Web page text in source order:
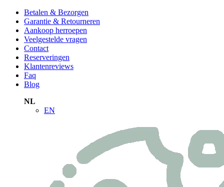
Betalen & Bezorgen
Garantie & Retourneren
Aankoop herroepen
Veelgestelde vragen
Contact
Reserveringen
Klantenreviews
Faq
Blog
NL
EN